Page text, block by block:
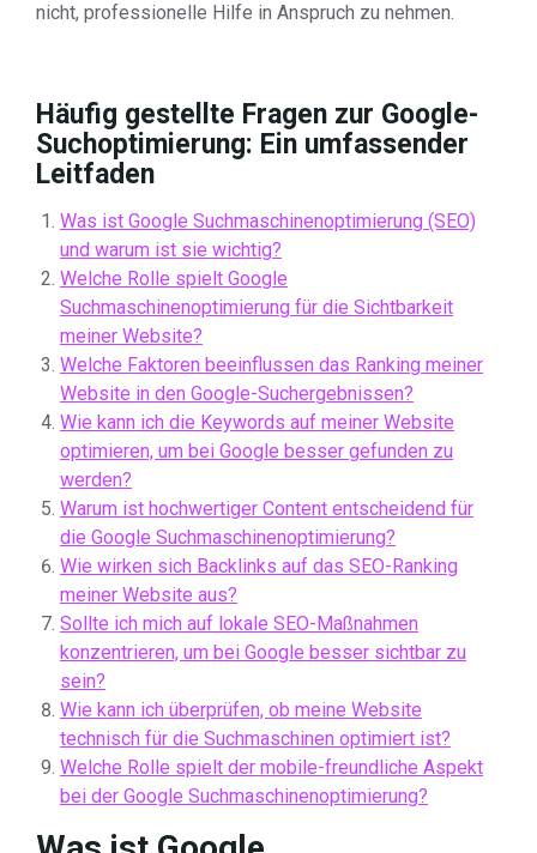
nicht, professionelle Hilfe in Anspruch zu nehmen.
Häufig gestellte Fragen zur Google-
Suchoptimierung: Ein umfassender
Leitfaden
Was ist Google Suchmaschinenoptimierung (SEO)
und warum ist sie wichtig?
Welche Rolle spielt Google
Suchmaschinenoptimierung für die Sichtbarkeit
meiner Website?
Welche Faktoren beeinflussen das Ranking meiner
Website in den Google-Suchergebnissen?
Wie kann ich die Keywords auf meiner Website
optimieren, um bei Google besser gefunden zu
werden?
Warum ist hochwertiger Content entscheidend für
die Google Suchmaschinenoptimierung?
Wie wirken sich Backlinks auf das SEO-Ranking
meiner Website aus?
Sollte ich mich auf lokale SEO-Maßnahmen
konzentrieren, um bei Google besser sichtbar zu
sein?
Wie kann ich überprüfen, ob meine Website
technisch für die Suchmaschinen optimiert ist?
Welche Rolle spielt der mobile-freundliche Aspekt
bei der Google Suchmaschinenoptimierung?